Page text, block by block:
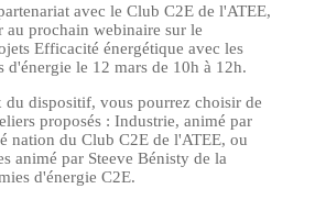
avec le Club C2E de l'ATEE,
au prochain webinaire sur le
Efficacité énergétique avec les
d'énergie le 12 mars de 10h à 12h.
du dispositif, vous pourrez choisir de
proposés : Industrie, animé par
nation du Club C2E de l'ATEE, ou
animé par Steeve Bénisty de la
d'énergie C2E.